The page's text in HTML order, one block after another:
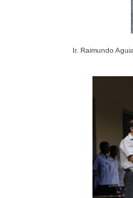
Ir. Raimundo